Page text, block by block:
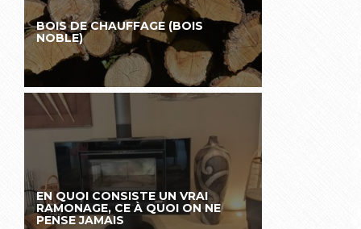
BOIS DE CHAUFFAGE (BOIS
NOBLE)
EN QUOI CONSISTE UN VRAI
RAMONAGE, CE À QUOI ON NE
PENSE JAMAIS